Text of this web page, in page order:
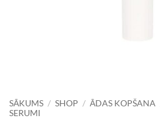
SĀKUMS / SHOP / ĀDAS KOPŠANA
SERUMI